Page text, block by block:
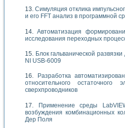
Симуляция отклика
и его FFT анализ в программной
Автоматизация
исследования переходных
Блок гальванической
NI USB-6009
Разработка
относительного остаточного
сверхпроводников
Применение среды
возбуждения комбинационных
Дер Поля